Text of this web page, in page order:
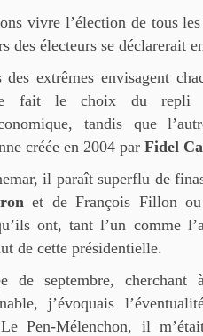
vivre l’élection de tous
des électeurs se déclarerait
des extrêmes envisagent
fait le choix du repli
tandis que
créée en 2004 par Fidel
il paraît superflu de
et de François Fillon
ont, tant l’un comme
de cette présidentielle.
de septembre, cherchant
j’évoquais
Pen-Mélenchon, il